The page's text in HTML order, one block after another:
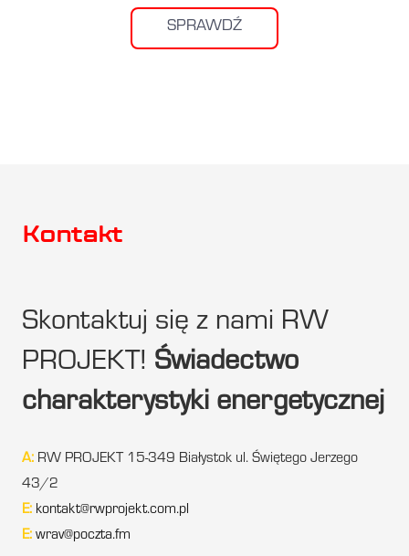
SPRAWDŹ
Kontakt
Skontaktuj się z nami RW
PROJEKT! Świadectwo
charakterystyki energetycznej
A: RW PROJEKT 15-349 Białystok ul. Świętego Jerzego
43/2
E: kontakt@rwprojekt.com.pl
E: wrav@poczta.fm